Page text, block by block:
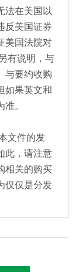
法在美国以
反美国证券
美国法院对
有说明，与
与要约收购
如果英文和
。
文件的发
此，请注意
相关的购买
仅仅是分发